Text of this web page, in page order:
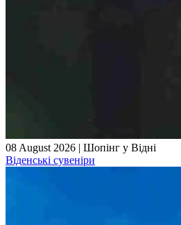
08 August 2026 | Шопінг у Відні
Віденські сувеніри